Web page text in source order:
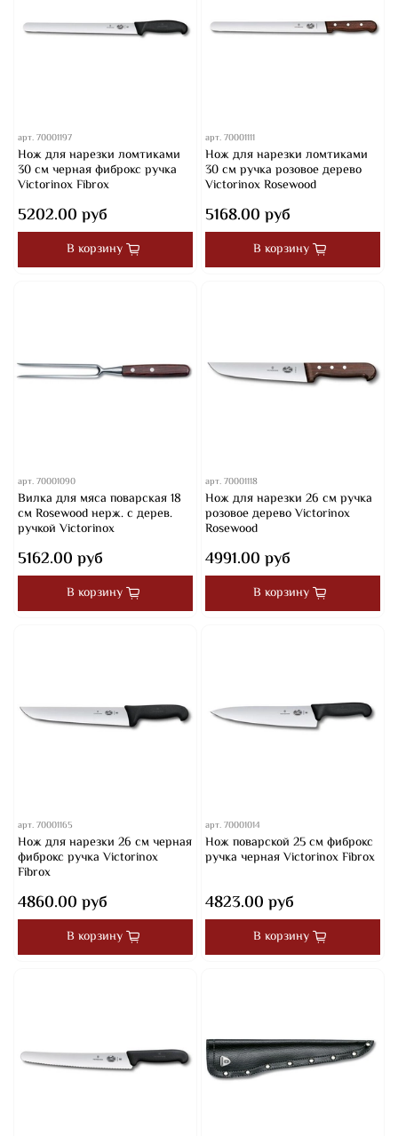
арт.70001197
Нож для нарезки ломтиками
30 см черная фиброкс ручка
Victorinox Fibrox
5202.00 руб
В корзину
арт.70001111
Нож для нарезки ломтиками
30 см ручка розовое дерево
Victorinox Rosewood
5168.00 руб
В корзину
арт.70001090
Вилка для мяса поварская 18
см Rosewood нерж. с дерев.
ручкой Victorinox
5162.00 руб
В корзину
арт.70001118
Нож для нарезки 26 см ручка
розовое дерево Victorinox
Rosewood
4991.00 руб
В корзину
арт.70001165
Нож для нарезки 26 см черная
фиброкс ручка Victorinox
Fibrox
4860.00 руб
В корзину
арт.70001014
Нож поварской 25 см фиброкс
ручка черная Victorinox Fibrox
4823.00 руб
В корзину